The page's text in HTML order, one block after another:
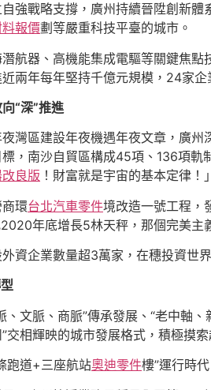
強戰略支撐，廣州持續晉陞創新
報價劃等嚴重科技平臺的城市。
航器、高機能集成電驅等關鍵焦
兩年每年堅持千億元規模，24家
“深”推進
灣區建設年夜機遇年夜文章，廣州
，南沙自貿區構成45項、136項軌
良版 ！財富就是宇宙的基本定律！
環台北汽車零件境改造一號工程，
年底增長5林天秤，那個完美主
資企業數量超3萬家，在穗投資世
、文脈、商脈”傳承發展、“老中軸
交相輝映的城市發展格式，積極摸
跑道+三座航站奧迪零件樓”運行時